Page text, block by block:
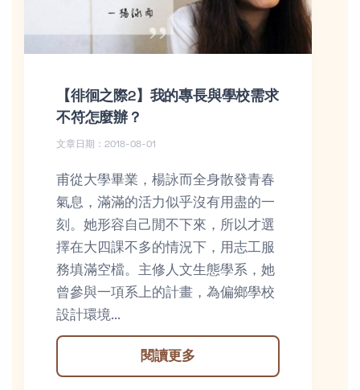
【徘徊之際2】我的專長與學校需求
不符怎麼辦？
文章日期：2018-08-01
甫從大學畢業，楊詠而全身散發青春
氣息，滿滿的活力似乎沒有用盡的一
刻。她形容自己閒不下來，所以才選
擇在大四課不多的情況下，用志工服
務填滿空檔。主修人文生態學系，她
曾參與一項系上的計畫，為偏鄉學校
設計環境...
閱讀更多